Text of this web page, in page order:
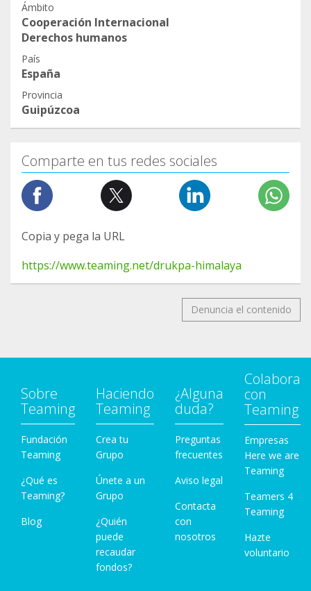
Ámbito
Cooperación Internacional
Derechos humanos
País
España
Provincia
Guipúzcoa
Comparte en tus redes sociales
Copia y pega la URL
https://www.teaming.net/drukpa-himalaya
Denuncia el contenido
Sobre
Teaming
Fundación
Teaming
¿Qué es
Teaming?
Blog
Haciendo
Teaming
Crea tu
Grupo
Únete a un
Grupo
¿Quién
puede
recaudar
fondos?
¿Alguna
duda?
Preguntas
frecuentes
Aviso legal
Contacta
con
nosotros
Colabora
con
Teaming
Empresas
Here we are
Teaming
Teamers 4
Teaming
Hazte
voluntario